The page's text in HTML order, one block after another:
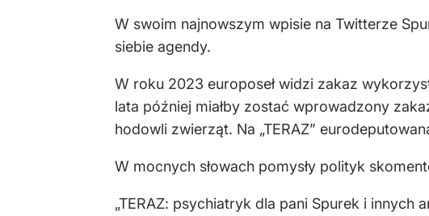
W swoim najnowszym wpisie na Twitterze
siebie agendy.
W roku 2023 europoseł widzi zakaz
lata później miałby zostać wprowadzony
hodowli zwierząt. Na „TERAZ”
W mocnych słowach pomysły polityk
„TERAZ: psychiatryk dla pani Spurek i innych